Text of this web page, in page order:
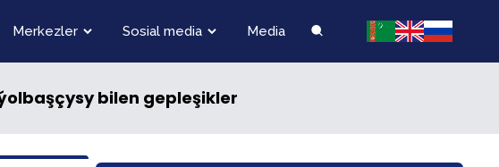
Merkezler Sosial media Media
bilen gepleşikler